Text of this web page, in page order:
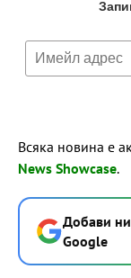
Всяка новина е
News Showcase.
Добави
Google